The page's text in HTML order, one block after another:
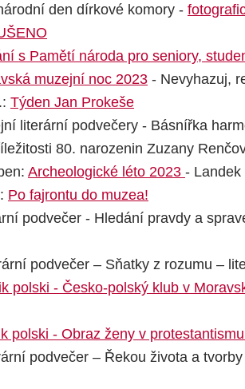
den dírkové komory -
s Pamětí národa pro seniory,
muzejní noc 2023 - Nevyhazuj,
Týden Jan Prokeše
literární podvečery - Básnířka
80. narozenin Zuzany
Archeologické léto 2023 - Landek
Po fajrontu do muzea!
podvečer - Hledání pravdy a
podvečer – Sňatky z rozumu –
polski - Česko-polský klub v
polski - Obraz ženy v
podvečer – Řekou života a